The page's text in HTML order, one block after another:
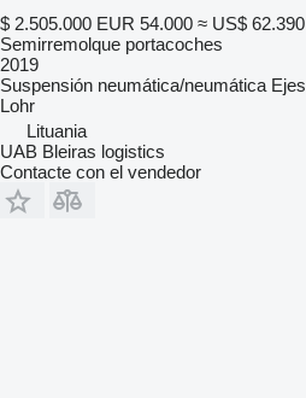
$ 2.505.000 EUR 54.000 ≈ US$ 62.390
Semirremolque portacoches
2019
Suspensión neumática/neumática Ejes
Lohr
Lituania
UAB Bleiras logistics
Contacte con el vendedor